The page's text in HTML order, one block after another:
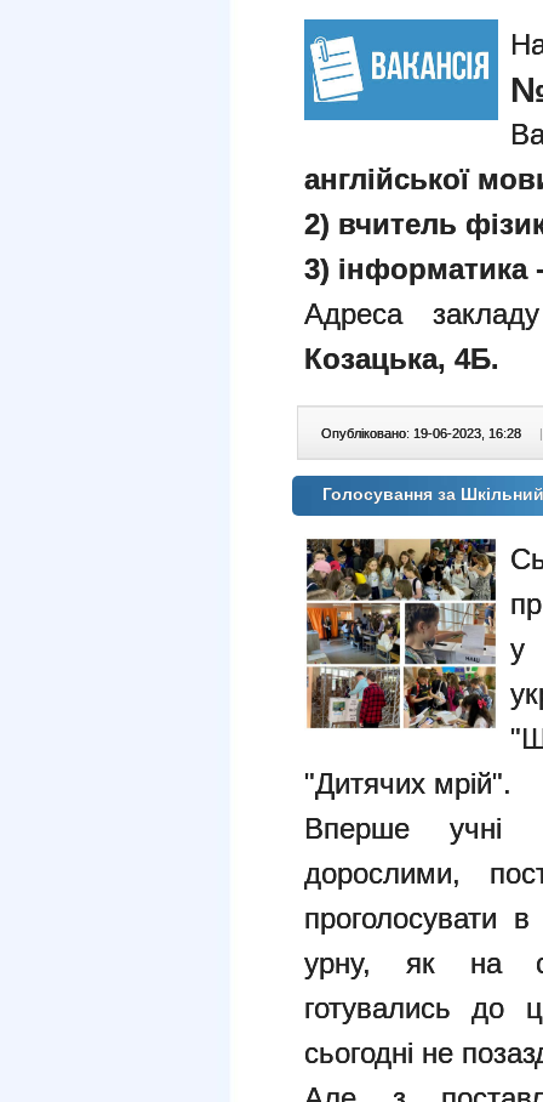
англійської
2) вчитель
3) інформатика
Адреса
Козацька, 4Б.
Опубліковано: 19-06-2023, 16:28 |
Голосування за
у
"Дитячих мрій".
Вперше учні
дорослими,
проголосувати
урну, як на
готувались до
сьогодні не